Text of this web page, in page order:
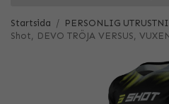
Startsida / PERSONLIG
Shot, DEVO TRÖJA VERSUS,